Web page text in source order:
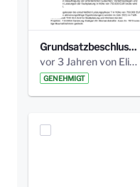
Grundsatzbeschluss Bismarckplatz_440_2021.pdf
vor 3 Jahren von Elisa Söll
GENEHMIGT